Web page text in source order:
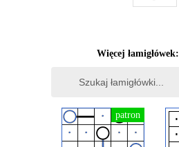
Więcej łamigłówek: